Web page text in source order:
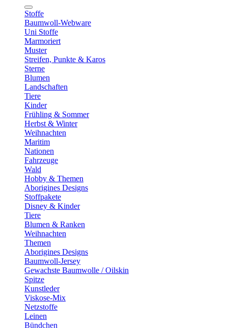
Stoffe
Baumwoll-Webware
Uni Stoffe
Marmoriert
Muster
Streifen, Punkte & Karos
Sterne
Blumen
Landschaften
Tiere
Kinder
Frühling & Sommer
Herbst & Winter
Weihnachten
Maritim
Nationen
Fahrzeuge
Wald
Hobby & Themen
Aborigines Designs
Stoffpakete
Disney & Kinder
Tiere
Blumen & Ranken
Weihnachten
Themen
Aborigines Designs
Baumwoll-Jersey
Gewachste Baumwolle / Oilskin
Spitze
Kunstleder
Viskose-Mix
Netzstoffe
Leinen
Bündchen